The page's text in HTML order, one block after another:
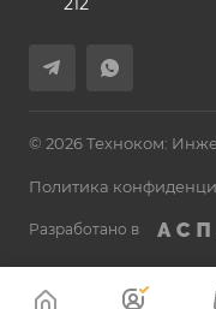
© 2026 Техноком:
Политика
Разработано в